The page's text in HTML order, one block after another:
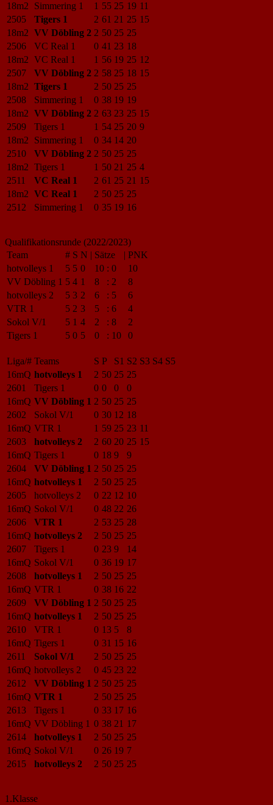
18m2
Simmering 1 1 55 25 19 11
2505
Tigers 1 2 61 21 25 15
18m2 VV Döbling 2 2 50 25 25
2506
VC Real 1 0 41 23 18
18m2 VC Real 1 1 56 19 25 12
2507
VV Döbling 2 2 58 25 18 15
18m2 Tigers 1 2 50 25 25
2508
Simmering 1 0 38 19 19
18m2 VV Döbling 2 2 63 23 25 15
2509
Tigers 1 1 54 25 20 9
18m2
Simmering 1 0 34 14 20
2510
VV Döbling 2 2 50 25 25
18m2 Tigers 1 1 50 21 25 4
2511
VC Real 1 2 61 25 21 15
18m2 VC Real 1 2 50 25 25
2512
Simmering 1 0 35 19 16
Qualifikationsrunde (2022/2023)
Team
# S N | Sätze | PNK
hotvolleys 1
5 5 0 10 : 0
10
VV Döbling 1 5 4 1 8 : 2
8
hotvolleys 2
5 3 2 6 : 5
6
VTR 1
5 2 3 5 : 6
4
Sokol V/1
5 1 4 2 : 8
2
Tigers 1
5 0 5 0 : 10 0
Liga/# Teams S P S1 S2 S3 S4 S5
16mQ hotvolleys 1 2 50 25 25
2601
Tigers 1 0 0 0
0
16mQ VV Döbling 1 2 50 25 25
2602
Sokol V/1 0 30 12 18
16mQ VTR 1 1 59 25 23 11
2603
hotvolleys 2 2 60 20 25 15
16mQ Tigers 1 0 18 9
9
2604
VV Döbling 1 2 50 25 25
16mQ hotvolleys 1 2 50 25 25
2605
hotvolleys 2 0 22 12 10
16mQ Sokol V/1 0 48 22 26
2606
VTR 1 2 53 25 28
16mQ hotvolleys 2 2 50 25 25
2607
Tigers 1 0 23 9
14
16mQ Sokol V/1 0 36 19 17
2608
hotvolleys 1 2 50 25 25
16mQ VTR 1 0 38 16 22
2609
VV Döbling 1 2 50 25 25
16mQ hotvolleys 1 2 50 25 25
2610
VTR 1 0 13 5
8
16mQ Tigers 1 0 31 15 16
2611
Sokol V/1 2 50 25 25
16mQ hotvolleys 2 0 45 23 22
2612
VV Döbling 1 2 50 25 25
16mQ VTR 1 2 50 25 25
2613
Tigers 1 0 33 17 16
16mQ VV Döbling 1 0 38 21 17
2614
hotvolleys 1 2 50 25 25
16mQ Sokol V/1 0 26 19 7
2615
hotvolleys 2 2 50 25 25
1.Klasse